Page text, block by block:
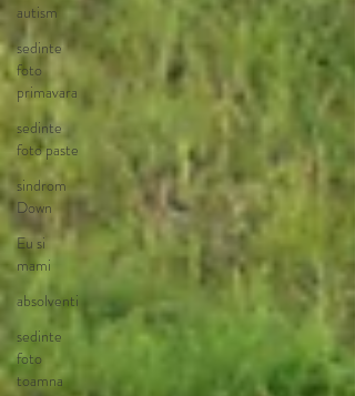
autism
sedinte
foto
primavara
sedinte
foto paste
sindrom
Down
Eu si
mami
absolventi
sedinte
foto
toamna